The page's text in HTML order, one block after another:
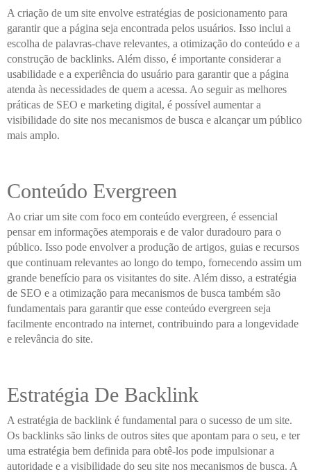
A criação de um site envolve estratégias de posicionamento para
garantir que a página seja encontrada pelos usuários. Isso inclui a
escolha de palavras-chave relevantes, a otimização do conteúdo e a
construção de backlinks. Além disso, é importante considerar a
usabilidade e a experiência do usuário para garantir que a página
atenda às necessidades de quem a acessa. Ao seguir as melhores
práticas de SEO e marketing digital, é possível aumentar a
visibilidade do site nos mecanismos de busca e alcançar um público
mais amplo.
Conteúdo Evergreen
Ao criar um site com foco em conteúdo evergreen, é essencial
pensar em informações atemporais e de valor duradouro para o
público. Isso pode envolver a produção de artigos, guias e recursos
que continuam relevantes ao longo do tempo, fornecendo assim um
grande benefício para os visitantes do site. Além disso, a estratégia
de SEO e a otimização para mecanismos de busca também são
fundamentais para garantir que esse conteúdo evergreen seja
facilmente encontrado na internet, contribuindo para a longevidade
e relevância do site.
Estratégia De Backlink
A estratégia de backlink é fundamental para o sucesso de um site.
Os backlinks são links de outros sites que apontam para o seu, e ter
uma estratégia bem definida para obtê-los pode impulsionar a
autoridade e a visibilidade do seu site nos mecanismos de busca. A